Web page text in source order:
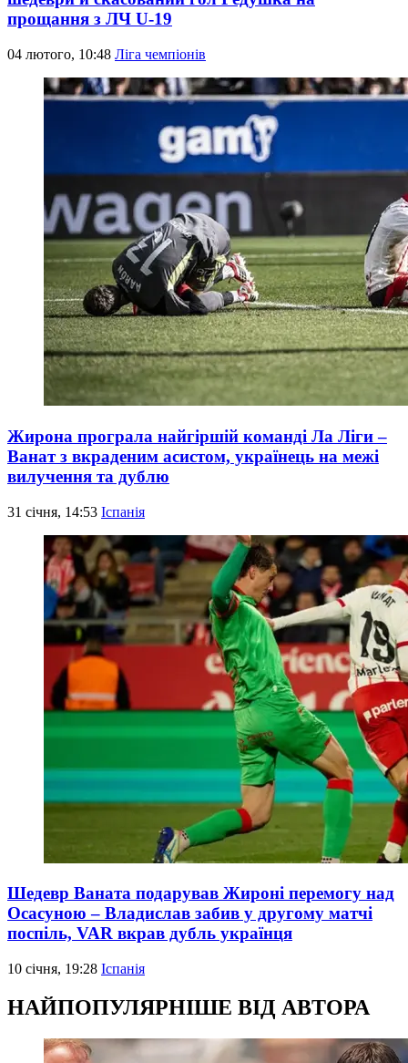
прощання з ЛЧ U-19
04 лютого, 10:48 Ліга чемпіонів
Жирона програла найгіршій команді Ла Ліги –
Ванат з вкраденим асистом, українець на межі
вилучення та дублю
31 січня, 14:53 Іспанія
Шедевр Ваната подарував Жироні перемогу над
Осасуною – Владислав забив у другому матчі
поспіль, VAR вкрав дубль українця
10 січня, 19:28 Іспанія
НАЙПОПУЛЯРНІШЕ ВІД АВТОРА